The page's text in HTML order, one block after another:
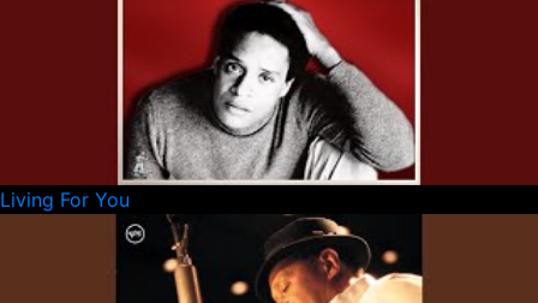
Living For You